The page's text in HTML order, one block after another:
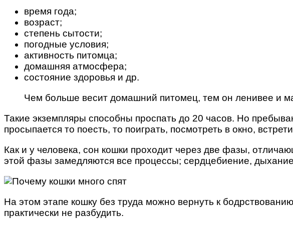
время года;
возраст;
степень сытости;
погодные условия;
активность питомца;
домашняя атмосфера;
состояние здоровья и др.
Чем больше весит домашний питомец, тем он ленивее и
Такие экземпляры способны проспать до 20 часов. Но
просыпается то поесть, то поиграть, посмотреть в окно,
Как и у человека, сон кошки проходит через две фазы,
этой фазы замедляются все процессы; сердцебиение,
На этом этапе кошку без труда можно вернуть к
практически не разбудить.